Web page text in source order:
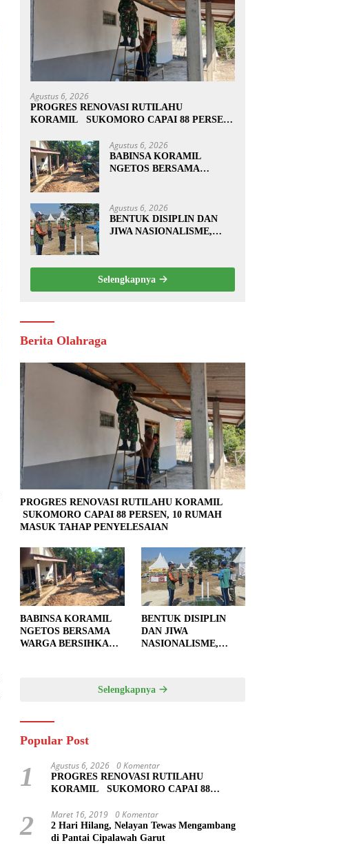
Agustus 6, 2026
PROGRES RENOVASI RUTILAHU
KORAMIL SUKOMORO CAPAI 88 PERSEN,
Agustus 6, 2026
BABINSA KORAMIL
NGETOS BERSAMA
LOKASI UNTUK
PENGECORAN
Agustus 6, 2026
BENTUK DISIPLIN DAN
JIWA NASIONALISME,
PASKIBRA
Selengkapnya
Berita Olahraga
PROGRES RENOVASI RUTILAHU KORAMIL
SUKOMORO CAPAI 88 PERSEN, 10 RUMAH
MASUK TAHAP PENYELESAIAN
BABINSA KORAMIL
NGETOS BERSAMA
WARGA BERSIHKAN
BENTUK DISIPLIN
DAN JIWA
NASIONALISME,
Selengkapnya
Popular Post
1 Agustus 6, 2026 0 Komentar
PROGRES RENOVASI RUTILAHU
KORAMIL SUKOMORO CAPAI 88
PENYELESAIAN
2 Maret 16, 2019 0 Komentar
2 Hari Hilang, Nelayan Tewas Mengambang
di Pantai Cipalawah Garut